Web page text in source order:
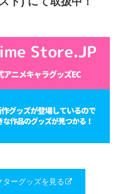
ターグッズを見る